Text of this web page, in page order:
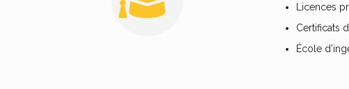
Licences
Certificats
École